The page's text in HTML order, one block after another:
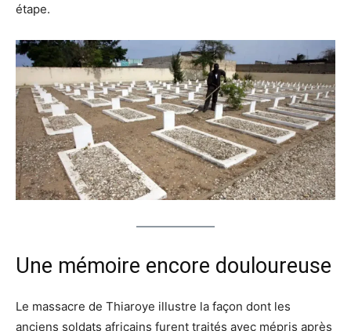
étape.
Une mémoire encore douloureuse
Le massacre de Thiaroye illustre la façon dont les
anciens soldats africains furent traités avec mépris après